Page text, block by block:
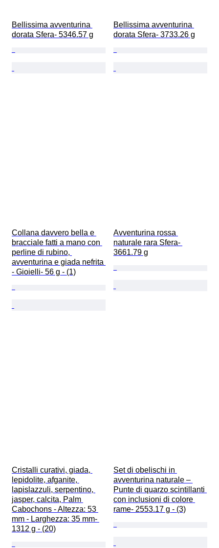
Bellissima avventurina
dorata Sfera- 5346.57 g
Bellissima avventurina
dorata Sfera- 3733.26 g
Collana davvero bella e
bracciale fatti a mano con
perline di rubino,
avventurina e giada nefrita
- Gioielli- 56 g - (1)
Avventurina rossa
naturale rara Sfera-
3661.79 g
Cristalli curativi, giada,
lepidolite, afganite,
lapislazzuli, serpentino,
jasper, calcita, Palm
Cabochons - Altezza: 53
mm - Larghezza: 35 mm-
1312 g - (20)
Set di obelischi in
avventurina naturale –
Punte di quarzo scintillanti
con inclusioni di colore
rame- 2553.17 g - (3)